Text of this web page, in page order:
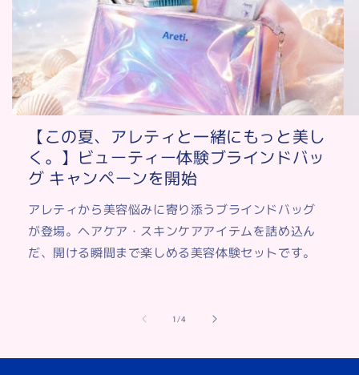
【この夏、アレティと一緒にもっと美し
く。】ビューティー体験ブラインドバッ
グ キャンペーンを開始
アレティから美容悩みに寄り添うブラインドバッグ
が登場。ヘアケア・スキンケアアイテムを詰め込ん
だ、開ける瞬間まで楽しめる美容体験セットです。
1/の
4